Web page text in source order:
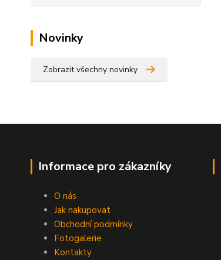
Novinky
Zobrazit všechny novinky
Informace pro zákazníky
O nás
Jak nakupovat
Obchodní podmínky
Fotogalerie
Kontakty